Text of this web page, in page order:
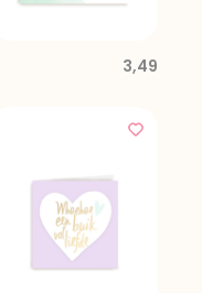
3,49